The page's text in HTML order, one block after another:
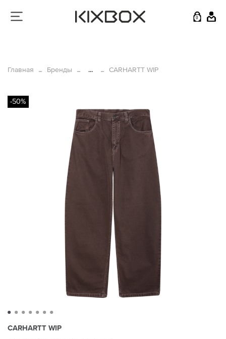
0
Главная Бренды ... CARHARTT WIP
-50%
CARHARTT WIP